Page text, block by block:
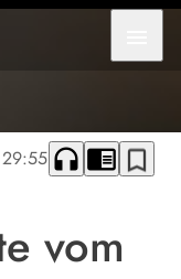
29:55 headphones chrome_reader_mode bookmark_border
vom